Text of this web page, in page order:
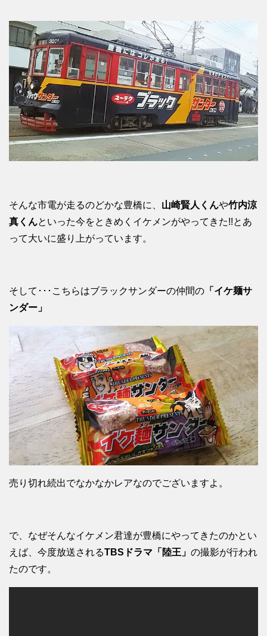
そんな市電が走るのどかな豊橋に、 山崎賢人くんや竹内涼
真くんといった今をときめくイケメンがやってきた!!とあ
って大いに盛り上がっています。
そして･･･こちらはブラックサンダーの仲間の 「イケ麺サ
ンダー」
売り切れ続出でなかなかレアなのでございますよ。
で、なぜそんなイケメン君達が豊橋にやってきたのかとい
えば、今度放送されるTBSドラマ「陸王」 の撮影が行われ
たのです。